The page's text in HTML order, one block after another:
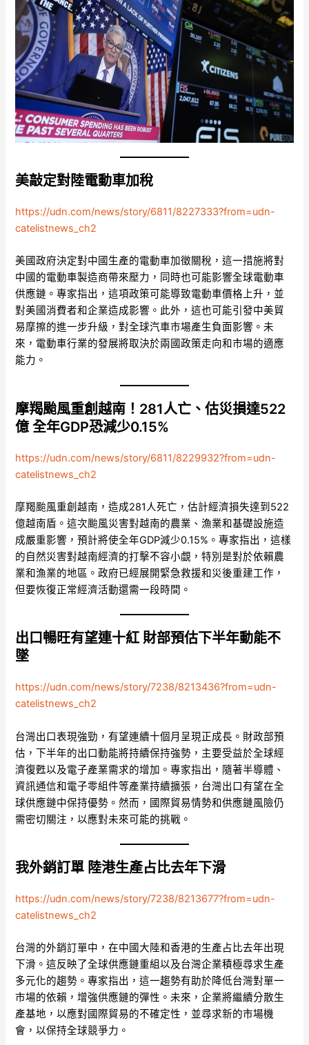
美敲定對陸電動車加稅
https://udn.com/news/story/6811/8227333?from=udn-
catelistnews_ch2
美國政府決定對中國生產的電動車加徵關稅，這一措施將對
中國的電動車製造商帶來壓力，同時也可能影響全球電動車
供應鏈。專家指出，這項政策可能導致電動車價格上升，並
對美國消費者和企業造成影響。此外，這也可能引發中美貿
易摩擦的進一步升級，對全球汽車市場產生負面影響。未
來，電動車行業的發展將取決於兩國政策走向和市場的適應
能力。
摩羯颱風重創越南！281人亡、估災損達522
億 全年GDP恐減少0.15%
https://udn.com/news/story/6811/8229932?from=udn-
catelistnews_ch2
摩羯颱風重創越南，造成281人死亡，估計經濟損失達到522
億越南盾。這次颱風災害對越南的農業、漁業和基礎設施造
成嚴重影響，預計將使全年GDP減少0.15%。專家指出，這樣
的自然災害對越南經濟的打擊不容小覷，特別是對於依賴農
業和漁業的地區。政府已經展開緊急救援和災後重建工作，
但要恢復正常經濟活動還需一段時間。
出口暢旺有望連十紅 財部預估下半年動能不
墜
https://udn.com/news/story/7238/8213436?from=udn-
catelistnews_ch2
台灣出口表現強勁，有望連續十個月呈現正成長。財政部預
估，下半年的出口動能將持續保持強勢，主要受益於全球經
濟復甦以及電子產業需求的增加。專家指出，隨著半導體、
資訊通信和電子零組件等產業持續擴張，台灣出口有望在全
球供應鏈中保持優勢。然而，國際貿易情勢和供應鏈風險仍
需密切關注，以應對未來可能的挑戰。
我外銷訂單 陸港生產占比去年下滑
https://udn.com/news/story/7238/8213677?from=udn-
catelistnews_ch2
台灣的外銷訂單中，在中國大陸和香港的生產占比去年出現
下滑。這反映了全球供應鏈重組以及台灣企業積極尋求生產
多元化的趨勢。專家指出，這一趨勢有助於降低台灣對單一
市場的依賴，增強供應鏈的彈性。未來，企業將繼續分散生
產基地，以應對國際貿易的不確定性，並尋求新的市場機
會，以保持全球競爭力。